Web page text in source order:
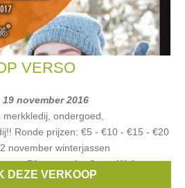
VERSO
november 2016
ondergoed,
Ronde prijzen: €5 - €10 - €15 - €20
november winterjassen
,Riverwoods,Gerry Weber,
DEZE VERKOOP